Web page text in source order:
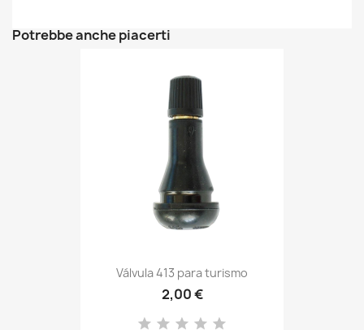
Potrebbe anche piacerti
Válvula 413 para turismo
2,00 €